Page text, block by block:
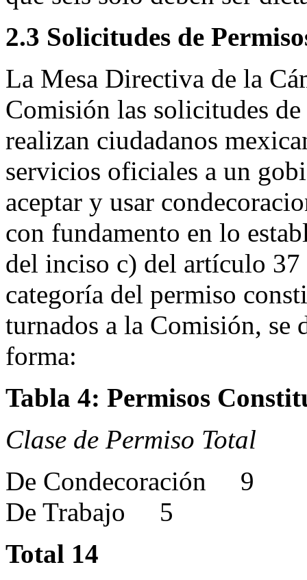
2.3 Solicitudes de
La Mesa Directiva de la
Comisión las solicitudes
realizan ciudadanos
servicios oficiales a un
aceptar y usar
con fundamento en lo
del inciso c) del artículo
categoría del permiso
turnados a la Comisión, se
forma:
Tabla 4: Permisos
Clase de Permiso Total
De Condecoración 9
De Trabajo 5
Total 14